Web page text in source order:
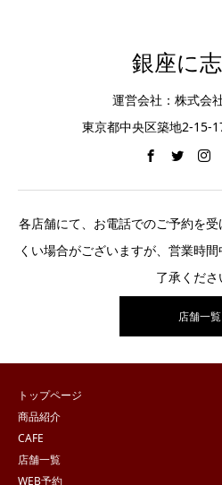
銀座に
運営会社：株式会
東京都中央区築地2-15-
各店舗にて、お電話でのご予約を
くい場合がございますが、営業時
了承くださ
店舗一覧
トップページ
商品紹介
CAFE
店舗一覧
WEB予約